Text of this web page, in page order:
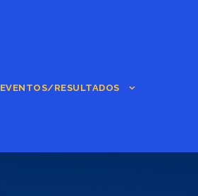
EVENTOS/RESULTADOS